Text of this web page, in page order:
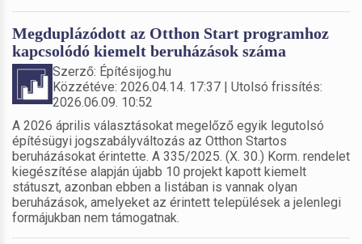
Megduplázódott az Otthon Start programhoz
kapcsolódó kiemelt beruházások száma
Szerző: Építésijog.hu
Közzétéve: 2026.04.14. 17:37 | Utolsó frissítés:
2026.06.09. 10:52
A 2026 április választásokat megelőző egyik legutolsó
építésügyi jogszabályváltozás az Otthon Startos
beruházásokat érintette. A 335/2025. (X. 30.) Korm. rendelet
kiegészítése alapján újabb 10 projekt kapott kiemelt
státuszt, azonban ebben a listában is vannak olyan
beruházások, amelyeket az érintett települések a jelenlegi
formájukban nem támogatnak.